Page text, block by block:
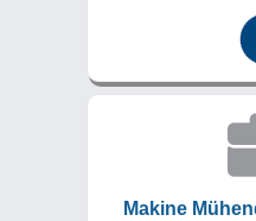
Makine